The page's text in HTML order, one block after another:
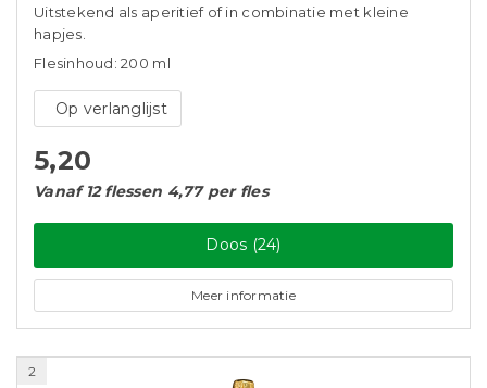
Uitstekend als aperitief of in combinatie met kleine
hapjes.
Flesinhoud: 200 ml
Op verlanglijst
5,20
Vanaf 12 flessen 4,77 per fles
Doos (24)
Meer informatie
2